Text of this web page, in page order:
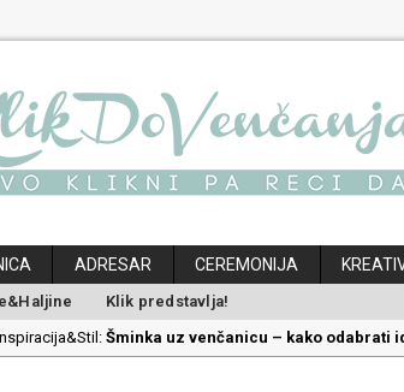
ADRESAR CEREMONIJA
Klik predstavlja!
Šminka uz venčanicu – kako odabrati